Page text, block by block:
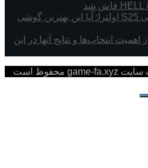
تکفارس؛ بررسی گلکسی S25 اولترا: آیا این بهترین گوشی
توسعه دهنده Avowed از اهمیت انتخاب‌ها و نتایج آنها در این